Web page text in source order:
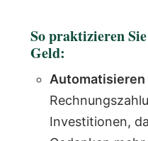
So praktizieren
Geld:
Automatisieren
Investitionen,